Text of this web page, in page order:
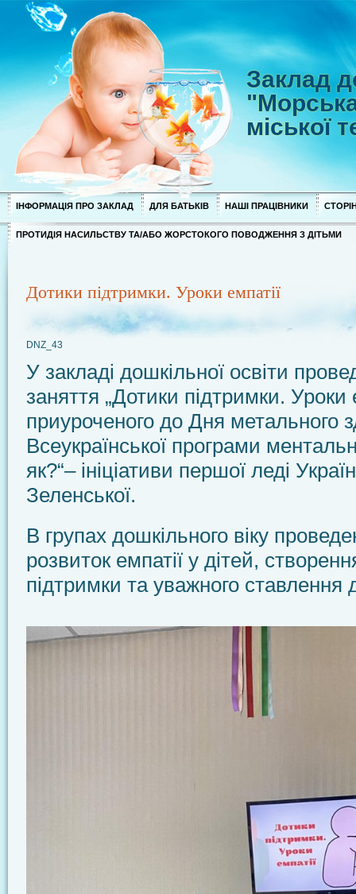
Заклад
міської
ІНФОРМАЦІЯ ПРО ЗАКЛАД ДЛЯ БАТЬКІВ НАШІ ПРАЦІВНИКИ
ПРОТИДІЯ НАСИЛЬСТВУ ТА/АБО ЖОРСТОКОГО ПОВОДЖЕННЯ З ДІТЬМИ
Дотики підтримки. Уроки емпатії
DNZ_43
У закладі дошкільної освіти
заняття „Дотики підтримки. Уроки
приуроченого до Дня метального
Всеукраїнської програми
як?“– ініціативи першої леді
Зеленської.
В групах дошкільного віку
розвиток емпатії у дітей,
підтримки та уважного ставлення